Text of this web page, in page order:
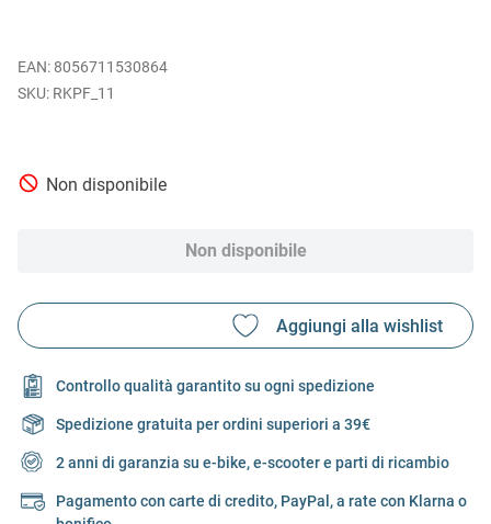
EAN: 8056711530864
RKPF_11
Non disponibile
Non disponibile
Controllo qualità garantito su ogni spedizione
Spedizione gratuita per ordini superiori a 39€
2 anni di garanzia su e-bike, e-scooter e parti di ricambio
Pagamento con carte di credito, PayPal, a rate con Klarna o